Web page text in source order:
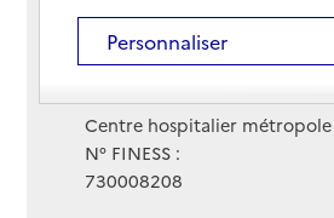
04 79 96 50 50
Contact
Contact
Site Internet
Site internet
Gestionnaire :
Centre hospitalier métropole
N° FINESS :
730008208
Personnaliser